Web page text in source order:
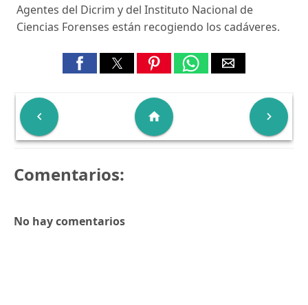
Agentes del Dicrim y del Instituto Nacional de
Ciencias Forenses están recogiendo los cadáveres.
 
home
Comentarios:
No hay comentarios